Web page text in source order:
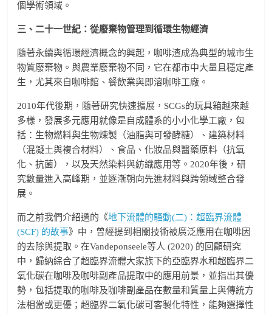
個學術領域。
三、二十一世紀：從廢棄物管理到循環生物經濟
隨著永續與循環經濟概念的興起，咖啡渣成為典型的城市生
物質廢棄物。與農業廢棄物不同，它在都市中大量且穩定產
生，尤其來自咖啡館、餐飲業與即溶咖啡工廠。
2010年代後期，隨著研究快速擴展，SCGs的玩具箱越來越
多樣，發展多元應用就像是自成體系的小小化學工廠，包
括：生物燃料與生物煉製（油脂與可發酵糖）、建築材料
（混凝土與複合材料）、食品、化妝品與醫藥原料（抗氧
化、抗菌），以及天然染料與紡織應用等。2020年後，研
究數量進入高峰期，並逐漸朝向先進材料與跨領域整合發
展。
而之前我們介紹過的《地下流體的騷動(二)：超臨界流體
(SCF) 的故事》中，曾經提到相關技術被廣泛應用在咖啡因
的去除與提取。在Vandeponseele等人 (2020) 的回顧研究
中，歸納綜合了超臨界流體大家族下的亞臨界水和超臨界二
氧化碳在咖啡及咖啡副產品提取中的應⽤前景，並指出其優
勢，包括提取的咖啡及咖啡副產品在數量和質量上與傳統方
法相當或更優；超臨界二氧化碳可客製化特性，能夠選擇性